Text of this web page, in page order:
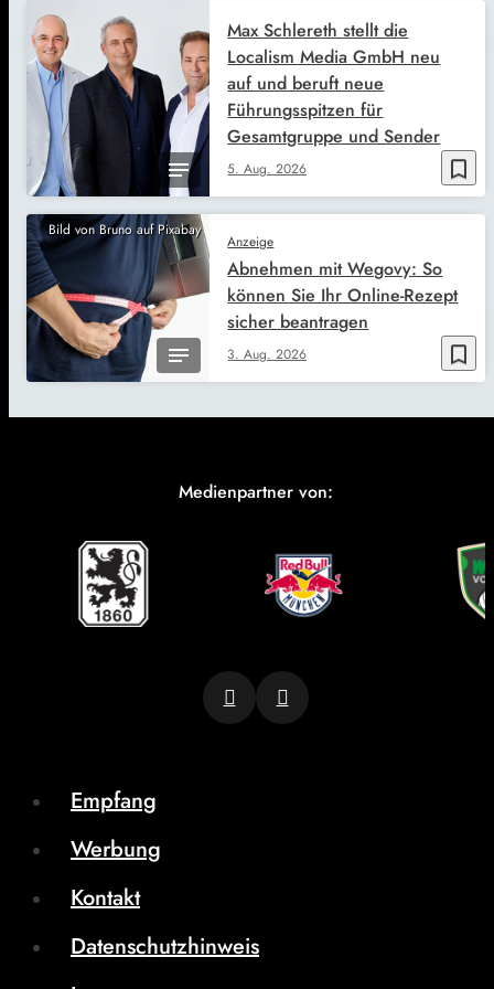
bookmark_border
5. Aug. 2026
Max Schlereth stellt die
Localism Media GmbH neu
auf und beruft neue
Führungsspitzen für
Gesamtgruppe und Sender
Bild von Bruno auf Pixabay
bookmark_border
Anzeige
3. Aug. 2026
Abnehmen mit Wegovy: So
können Sie Ihr Online-Rezept
sicher beantragen
Medienpartner von:
Empfang
Werbung
Kontakt
Datenschutzhinweis